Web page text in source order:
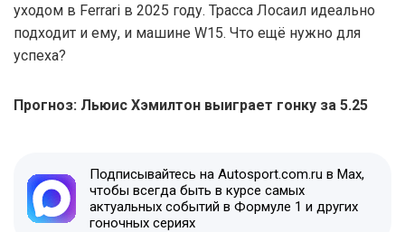
уходом в Ferrari в 2025 году. Трасса Лосаил идеально
подходит и ему, и машине W15. Что ещё нужно для
успеха?
Прогноз: Льюис Хэмилтон выиграет гонку за 5.25
Подписывайтесь на Autosport.com.ru в Max,
чтобы всегда быть в курсе самых
актуальных событий в Формуле 1 и других
гоночных сериях